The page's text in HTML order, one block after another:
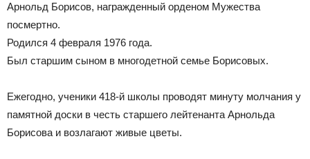
Арнольд Борисов, награжденный орденом Мужества
посмертно.
Родился 4 февраля 1976 года.
Был старшим сыном в многодетной семье Борисовых.
Ежегодно, ученики 418-й школы проводят минуту молчания у
памятной доски в честь старшего лейтенанта Арнольда
Борисова и возлагают живые цветы.